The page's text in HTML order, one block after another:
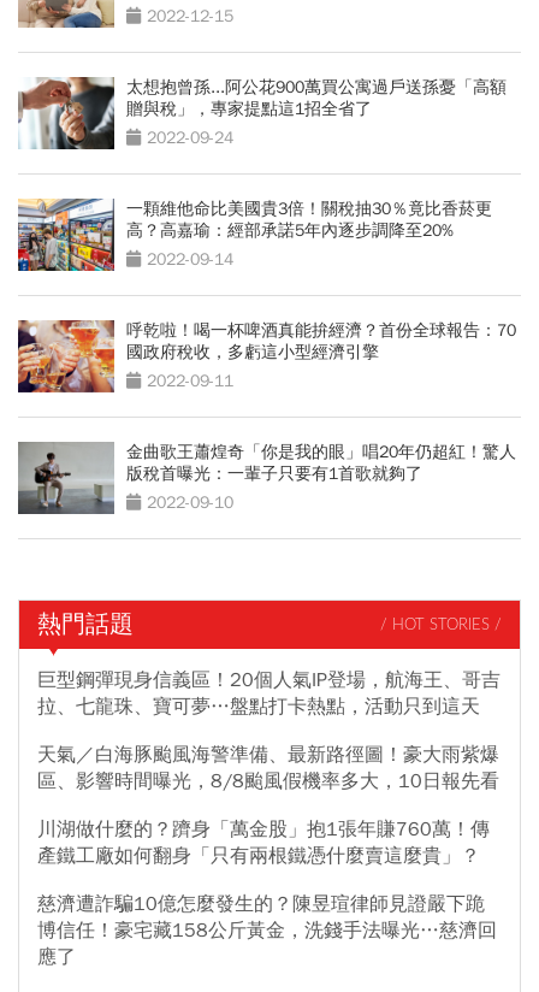
2022-12-15
太想抱曾孫...阿公花900萬買公寓過戶送孫憂「高額
贈與稅」，專家提點這1招全省了
2022-09-24
一顆維他命比美國貴3倍！關稅抽30％竟比香菸更
高？高嘉瑜：經部承諾5年內逐步調降至20%
2022-09-14
呼乾啦！喝一杯啤酒真能拚經濟？首份全球報告：70
國政府稅收，多虧這小型經濟引擎
2022-09-11
金曲歌王蕭煌奇「你是我的眼」唱20年仍超紅！驚人
版稅首曝光：一輩子只要有1首歌就夠了
2022-09-10
熱門話題 / HOT STORIES /
巨型鋼彈現身信義區！20個人氣IP登場，航海王、哥吉
拉、七龍珠、寶可夢…盤點打卡熱點，活動只到這天
天氣／白海豚颱風海警準備、最新路徑圖！豪大雨紫爆
區、影響時間曝光，8/8颱風假機率多大，10日報先看
川湖做什麼的？躋身「萬金股」抱1張年賺760萬！傳
產鐵工廠如何翻身「只有兩根鐵憑什麼賣這麼貴」？
慈濟遭詐騙10億怎麼發生的？陳昱瑄律師見證嚴下跪
博信任！豪宅藏158公斤黃金，洗錢手法曝光…慈濟回
應了